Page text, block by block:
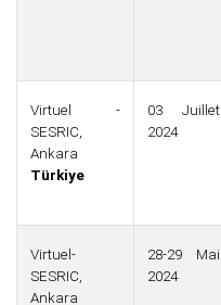
Virtuel -
SESRIC,
Ankara
Türkiye
03 Juillet
2024
Virtuel-
SESRIC,
Ankara
28-29 Mai
2024